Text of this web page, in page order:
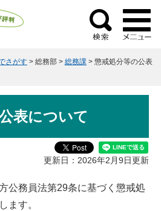
検
索
さがす > 総務部 > 総務課 > 懲戒処分等の公表
表について
更新日：2026年2月9日更新
公務員法第29条に基づく懲戒処
ます。